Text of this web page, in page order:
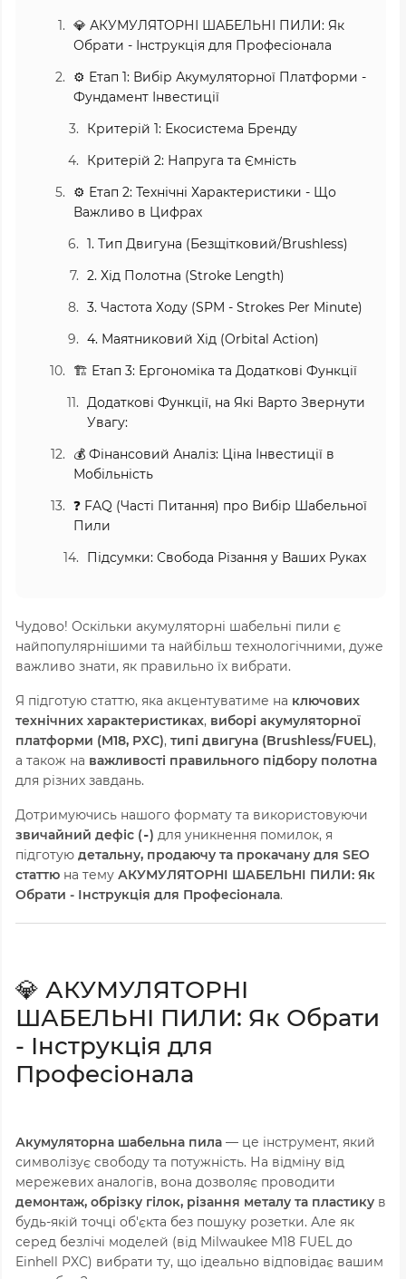
💎 АКУМУЛЯТОРНІ ШАБЕЛЬНІ ПИЛИ: Як
Обрати - Інструкція для Професіонала
⚙️ Етап 1: Вибір Акумуляторної Платформи -
Фундамент Інвестиції
Критерій 1: Екосистема Бренду
Критерій 2: Напруга та Ємність
⚙️ Етап 2: Технічні Характеристики - Що
Важливо в Цифрах
1. Тип Двигуна (Безщітковий/Brushless)
2. Хід Полотна (Stroke Length)
3. Частота Ходу (SPM - Strokes Per Minute)
4. Маятниковий Хід (Orbital Action)
🏗️ Етап 3: Ергономіка та Додаткові Функції
Додаткові Функції, на Які Варто Звернути
Увагу:
💰 Фінансовий Аналіз: Ціна Інвестиції в
Мобільність
❓ FAQ (Часті Питання) про Вибір Шабельної
Пили
Підсумки: Свобода Різання у Ваших Руках
Чудово! Оскільки акумуляторні шабельні пили є
найпопулярнішими та найбільш технологічними, дуже
важливо знати, як правильно їх вибрати.
Я підготую статтю, яка акцентуватиме на ключових
технічних характеристиках, виборі акумуляторної
платформи (M18, PXC), типі двигуна (Brushless/FUEL),
а також на важливості правильного підбору полотна
для різних завдань.
Дотримуючись нашого формату та використовуючи
звичайний дефіс (-) для уникнення помилок, я
підготую детальну, продаючу та прокачану для SEO
статтю на тему АКУМУЛЯТОРНІ ШАБЕЛЬНІ ПИЛИ: Як
Обрати - Інструкція для Професіонала.
💎 АКУМУЛЯТОРНІ
ШАБЕЛЬНІ ПИЛИ: Як Обрати
- Інструкція для
Професіонала
Акумуляторна шабельна пила — це інструмент, який
символізує свободу та потужність. На відміну від
мережевих аналогів, вона дозволяє проводити
демонтаж, обрізку гілок, різання металу та пластику в
будь-якій точці об'єкта без пошуку розетки. Але як
серед безлічі моделей (від Milwaukee M18 FUEL до
Einhell PXC) вибрати ту, що ідеально відповідає вашим